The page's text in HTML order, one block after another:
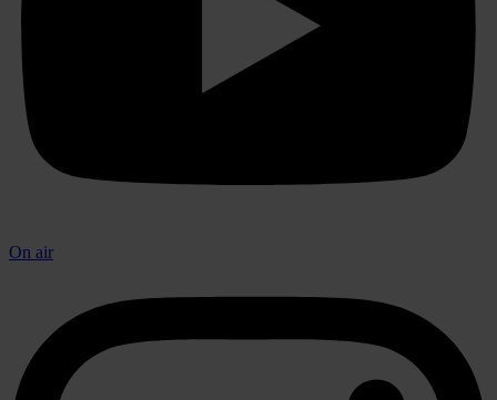
On air